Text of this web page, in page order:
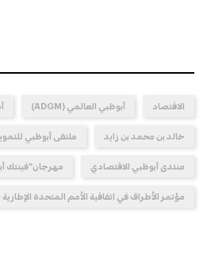
الاقتصاد أبوظبي العالمي (ADGM)
خالد بن محمد بن زايد ملتقى أبوظبي
منتدى أبوظبي الاقتصادي مهرجان"فينتك
مؤتمر الأطراف في اتفاقية الأمم المتحدة الإطارية